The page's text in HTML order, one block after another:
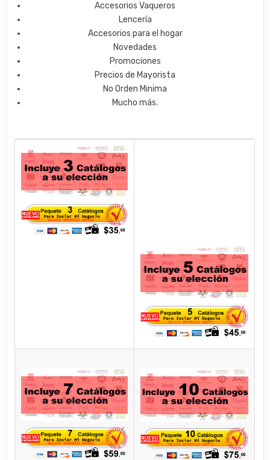
Accesorios Vaqueros
Lencería
Accesorios para el hogar
Novedades
Promociones
Precios de Mayorista
No Orden Minima
Mucho más.